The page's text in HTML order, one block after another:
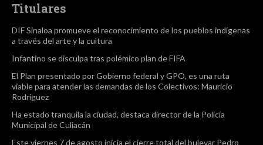
Titulares
DIF Sinaloa promueve el reconocimiento de los pueblos indígenas
a través del arte y la cultura
Infantino se disculpa tras polémico plan de FIFA
El Plan presentado por Gobierno federal y GPO, es una ruta
viable para atender las demandas de los Colectivos: Mauricio
Rodríguez
Ha estado tranquila la ciudad, destaca director de la Policía
Municipal de Culiacán
Este viernes 7 de agosto inicia el cierre total del bulevar Pedro